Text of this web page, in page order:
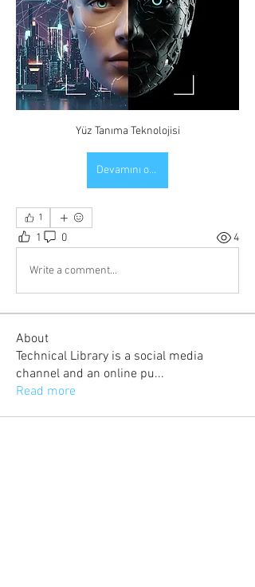
Yüz Tanıma Teknolojisi
Devamını oku
1
1 0 4
Write a comment...
About
Technical Library is a social media
channel and an online pu...
Read more